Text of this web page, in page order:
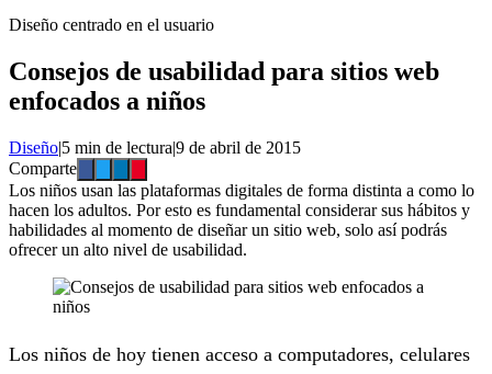
Diseño centrado en el usuario
Consejos de usabilidad para sitios web
enfocados a niños
Diseño|5 min de lectura|9 de abril de 2015
Comparte
Los niños usan las plataformas digitales de forma distinta a como lo
hacen los adultos. Por esto es fundamental considerar sus hábitos y
habilidades al momento de diseñar un sitio web, solo así podrás
ofrecer un alto nivel de usabilidad.
Los niños de hoy tienen acceso a computadores, celulares